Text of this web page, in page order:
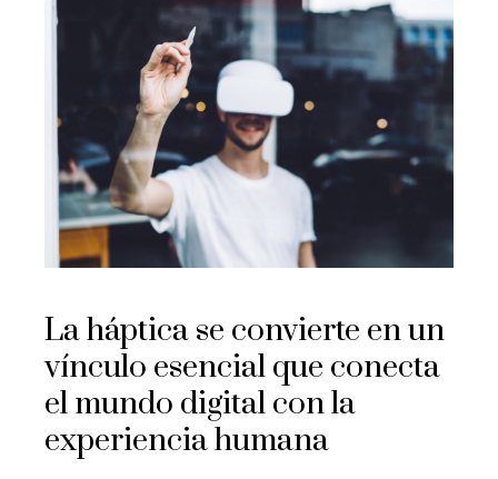
La háptica se convierte en un
vínculo esencial que conecta
el mundo digital con la
experiencia humana